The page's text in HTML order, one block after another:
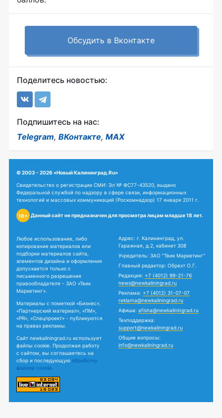
Обсудить в Вконтакте
Поделитесь новостью:
Подпишитесь на нас:
Telegram, ВКонтакте, MAX
© 2003 - 2026 «Новый Калининград.Ru»
Свидетельство о регистрации СМИ: Эл № ФС77-43520, выдано
Федеральной службой по надзору в сфере связи, информационных
технологий и массовых коммуникаций (Роскомнадзор) 17 января 2011 г.
18+ Данный сайт не предназначен для просмотра лицам младше 18 лет.
Любое использование, либо
копирование материалов или
подборки материалов сайта,
элементов дизайна и оформления
допускается только с
письменного разрешения
правообладателя - ЗАО «Твик
Маркетинг».
Материалы с пометкой «Бизнес»,
«Партнерский материал», «ПМ»,
«PR», «Спецпроект» - публикуются
на правах рекламы.
Сайт newkaliningrad.ru использует
файлы cookie. Продолжая работу
с сайтом, вы соглашаетесь на
сбор и последующую обработку
файлов cookie.
Адрес: г. Калининград, ул.
Гаражная, д.2, кабинет 308
Учредитель: ЗАО "Твик Маркетинг"
Главный редактор: Обрехт О.Г.
Редакция: +7 (4012) 99-21-76
news@newkaliningrad.ru
Реклама: +7 (4012) 31-07-07
reklama@newkaliningrad.ru
Афиша: afisha@newkaliningrad.ru
Техподдержка:
support@newkaliningrad.ru
Общие вопросы:
info@newkaliningrad.ru